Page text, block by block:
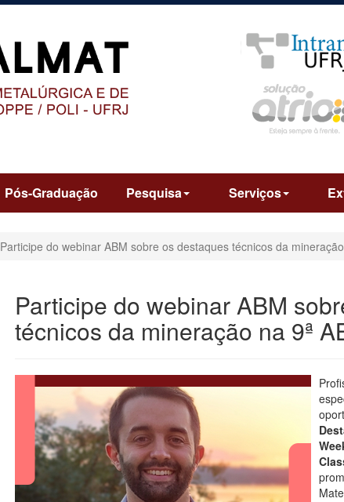
Pós-Graduação Pesquisa Serviços
Participe do webinar ABM sobre os destaques técnicos da
Participe do webinar ABM
técnicos da mineração na 9ª